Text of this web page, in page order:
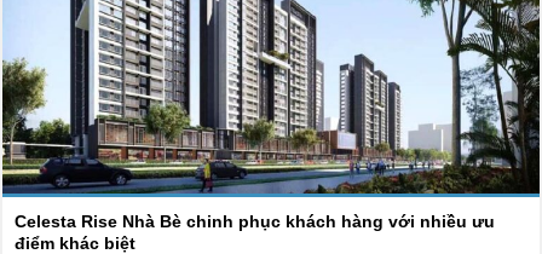
Celesta Rise Nhà Bè chinh phục khách hàng với nhiều ưu
điểm khác biệt